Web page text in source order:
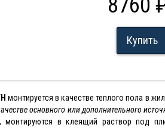
8760
Купить
монтируется в качестве теплого пола в
основного или дополнительного
в клеящий раствор под